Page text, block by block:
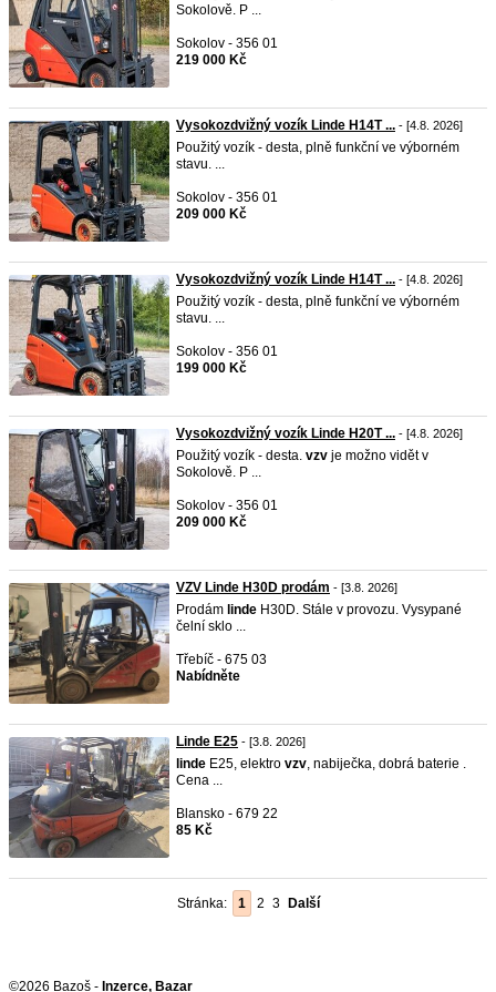
Sokolově. P ...
Sokolov - 356 01
219 000 Kč
Vysokozdvižný vozík Linde H14T ... - [4.8. 2026]
Použitý vozík - desta, plně funkční ve výborném
stavu. ...
Sokolov - 356 01
209 000 Kč
Vysokozdvižný vozík Linde H14T ... - [4.8. 2026]
Použitý vozík - desta, plně funkční ve výborném
stavu. ...
Sokolov - 356 01
199 000 Kč
Vysokozdvižný vozík Linde H20T ... - [4.8. 2026]
Použitý vozík - desta. vzv je možno vidět v
Sokolově. P ...
Sokolov - 356 01
209 000 Kč
VZV Linde H30D prodám - [3.8. 2026]
Prodám linde H30D. Stále v provozu. Vysypané
čelní sklo ...
Třebíč - 675 03
Nabídněte
Linde E25 - [3.8. 2026]
linde E25, elektro vzv, nabiječka, dobrá baterie .
Cena ...
Blansko - 679 22
85 Kč
Stránka: 1 2 3 Další
©2026 Bazoš - Inzerce, Bazar